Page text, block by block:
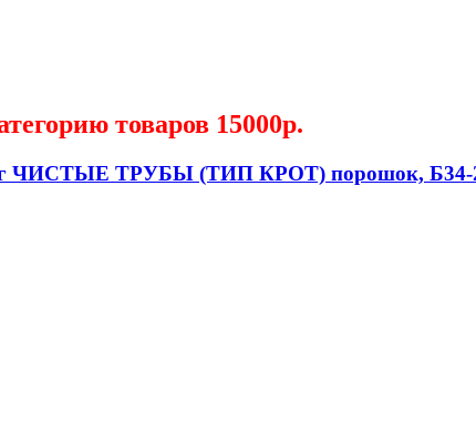
товаров 15000р.
г ЧИСТЫЕ ТРУБЫ (ТИП КРОТ) порошок, Б34-